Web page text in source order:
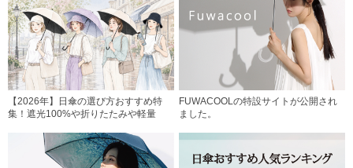
【2026年】日傘の選び方おすすめ特
集！遮光100%や折りたたみや軽量
FUWACOOLの特設サイトが公開され
ました。